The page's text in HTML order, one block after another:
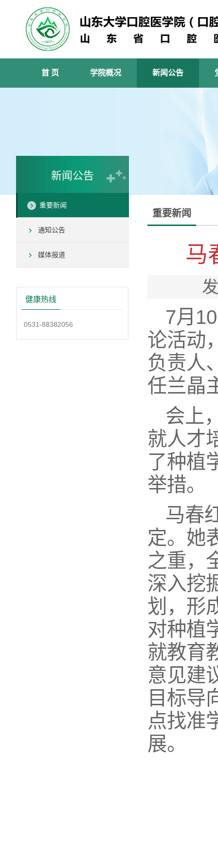
首 页 学院概况 新闻公告
新闻公告
重要新闻
通知公告
媒体报道
健康热线
0531-88382056
重要新闻
马
7月
论活动
负责人
任兰晶
会上
就人才
了种植
举措。
马春
定。她
之重，
深入挖
划，形
对种植
就教育
意见建
目标导
点找准
展。